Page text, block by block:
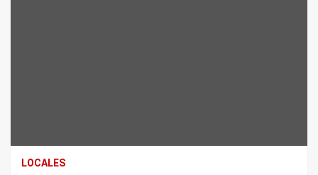
LOCALES